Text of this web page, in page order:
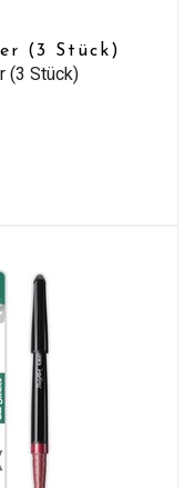
(3 Stück)
(3 Stück)